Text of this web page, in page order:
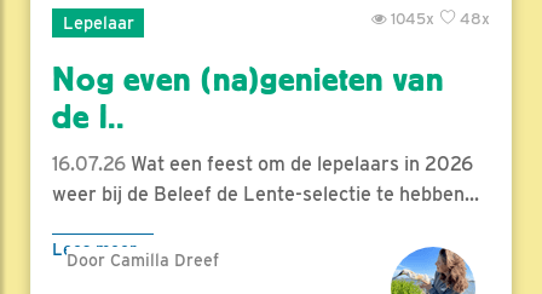
Lepelaar 48x
1045x
Nog even (na)genieten van
de l..
16.07.26 Wat een feest om de lepelaars in 2026
weer bij de Beleef de Lente-selectie te hebben...
Lees meer
Door Camilla Dreef